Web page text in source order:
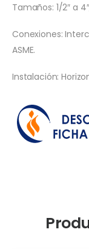
Tamaños: 1/2″ a
Conexiones:
ASME.
Instalación: